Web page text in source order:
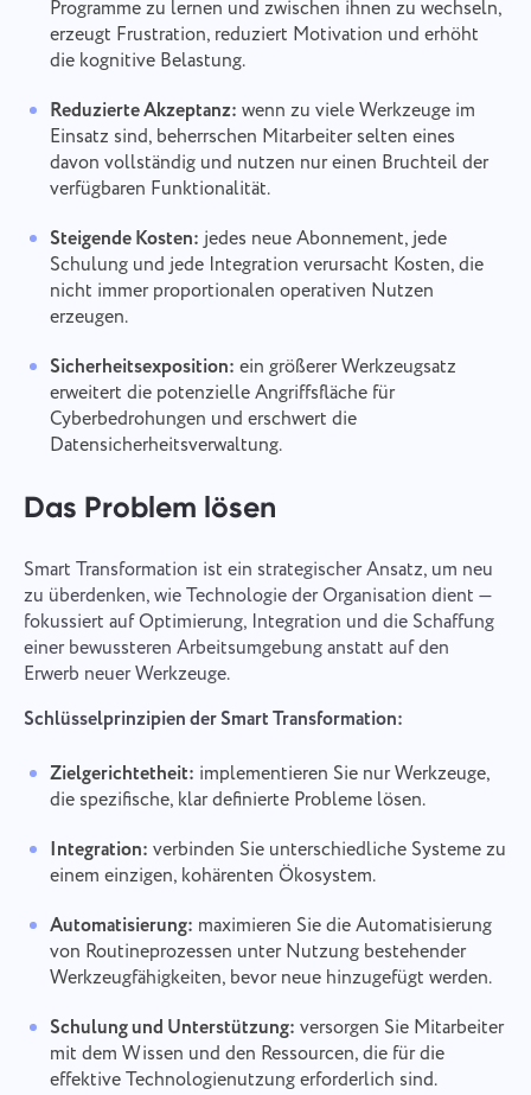
Programme zu lernen und zwischen ihnen zu wechseln,
erzeugt Frustration, reduziert Motivation und erhöht
die kognitive Belastung.
Reduzierte Akzeptanz: wenn zu viele Werkzeuge im
Einsatz sind, beherrschen Mitarbeiter selten eines
davon vollständig und nutzen nur einen Bruchteil der
verfügbaren Funktionalität.
Steigende Kosten:jedes neue Abonnement, jede
Schulung und jede Integration verursacht Kosten, die
nicht immer proportionalen operativen Nutzen
erzeugen.
Sicherheitsexposition: ein größerer Werkzeugsatz
erweitert die potenzielle Angriffsfläche für
Cyberbedrohungen und erschwert die
Datensicherheitsverwaltung.
Das Problem lösen
Smart Transformation ist ein strategischer Ansatz, um neu
zu überdenken, wie Technologie der Organisation dient —
fokussiert auf Optimierung, Integration und die Schaffung
einer bewussteren Arbeitsumgebung anstatt auf den
Erwerb neuer Werkzeuge.
Schlüsselprinzipien der Smart Transformation:
Zielgerichtetheit: implementieren Sie nur Werkzeuge,
die spezifische, klar definierte Probleme lösen.
Integration: verbinden Sie unterschiedliche Systeme zu
einem einzigen, kohärenten Ökosystem.
Automatisierung: maximieren Sie die Automatisierung
von Routineprozessen unter Nutzung bestehender
Werkzeugfähigkeiten, bevor neue hinzugefügt werden.
Schulung und Unterstützung: versorgen Sie Mitarbeiter
mit dem Wissen und den Ressourcen, die für die
effektive Technologienutzung erforderlich sind.